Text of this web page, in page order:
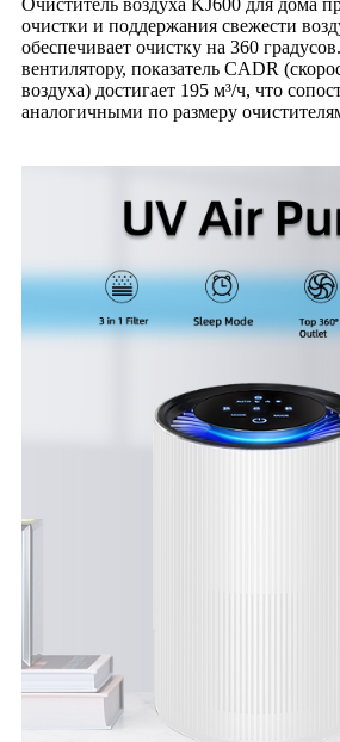
очистки и поддержания свежести
обеспечивает очистку на 360
вентилятору, показатель CADR
воздуха) достигает 195 м³/ч, что
аналогичными по размеру